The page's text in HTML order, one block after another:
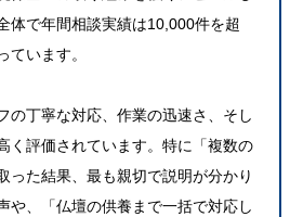
体で年間相談実績は10,000件を超
ています。
の丁寧な対応、作業の迅速さ、そし
く評価されています。特に「複数の
った結果、最も親切で説明が分かり
や、「仏壇の供養まで一括で対応し